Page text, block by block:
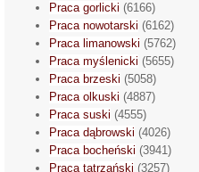
Praca gorlicki (6166)
Praca nowotarski (6162)
Praca limanowski (5762)
Praca myślenicki (5655)
Praca brzeski (5058)
Praca olkuski (4887)
Praca suski (4555)
Praca dąbrowski (4026)
Praca bocheński (3941)
Praca tatrzański (3257)